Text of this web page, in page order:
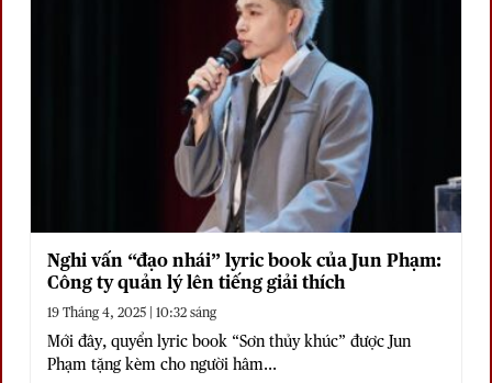
Nghi vấn “đạo nhái” lyric book của Jun Phạm:
Công ty quản lý lên tiếng giải thích
19 Tháng 4, 2025 | 10:32 sáng
Mới đây, quyển lyric book “Sơn thủy khúc” được Jun
Phạm tặng kèm cho người hâm...